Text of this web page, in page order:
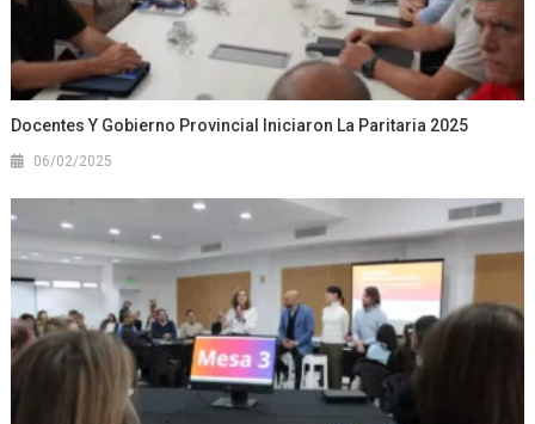
Docentes Y Gobierno Provincial Iniciaron La Paritaria 2025
06/02/2025